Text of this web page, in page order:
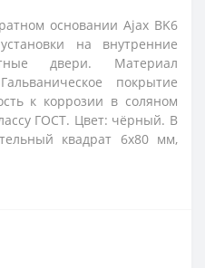
основании Ajax BK6
на внутренние
двери. Материал
покрытие
к коррозии в соляном
ГОСТ. Цвет: чёрный. В
квадрат 6x80 мм,